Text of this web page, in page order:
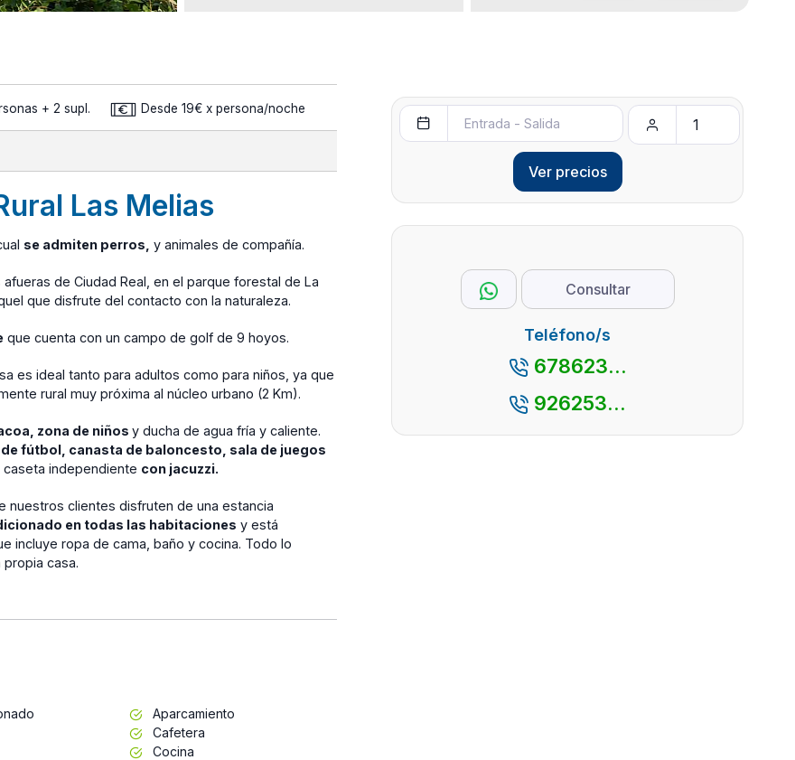
+ 2 supl. Desde 19€ x persona/noche
Las Melias
se admiten perros, y animales de compañía.
afueras de Ciudad Real, en el parque forestal de La
que disfrute del contacto con la naturaleza.
que cuenta con un campo de golf de 9 hoyos.
es ideal tanto para adultos como para niños, ya que
rural muy próxima al núcleo urbano (2 Km).
zona de niños y ducha de agua fría y caliente.
fútbol, canasta de baloncesto, sala de juegos
, caseta independiente con jacuzzi.
nuestros clientes disfruten de una estancia
en todas las habitaciones y está
incluye ropa de cama, baño y cocina. Todo lo
casa.
Aparcamiento
Cafetera
Cocina
Ver precios
Consultar
Teléfono/s
678623...
926253...